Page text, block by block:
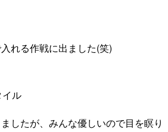
れる作戦に出ました(笑)
ル
したが、みんな優しいので目を瞑り